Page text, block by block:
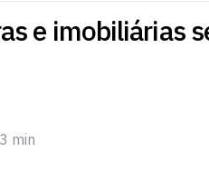
e imobiliárias
3 min